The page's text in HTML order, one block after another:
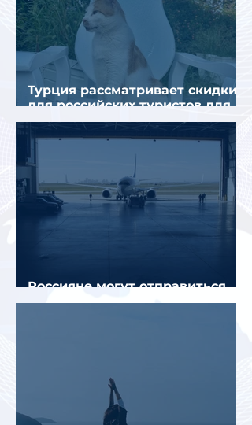
Турция рассматривает скидки
для российских туристов для
поддержки спроса
Россияне могут отправиться
прямыми рейсами в 34 страны